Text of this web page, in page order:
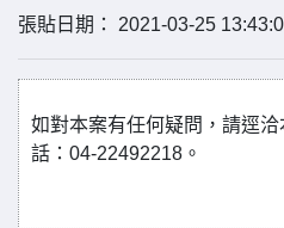
張貼日期： 2021-03-25
如對本案有任何疑問，請逕
話：04-22492218。